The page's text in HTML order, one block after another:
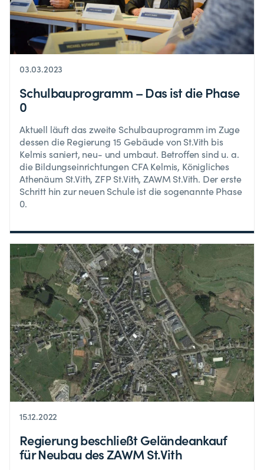
03.03.2023
Schulbauprogramm – Das ist die Phase
0
Aktuell läuft das zweite Schulbauprogramm im Zuge
dessen die Regierung 15 Gebäude von St.Vith bis
Kelmis saniert, neu- und umbaut. Betroffen sind u. a.
die Bildungseinrichtungen CFA Kelmis, Königliches
Athenäum St.Vith, ZFP St.Vith, ZAWM St.Vith. Der erste
Schritt hin zur neuen Schule ist die sogenannte Phase
0.
15.12.2022
Regierung beschließt Geländeankauf
für Neubau des ZAWM St.Vith